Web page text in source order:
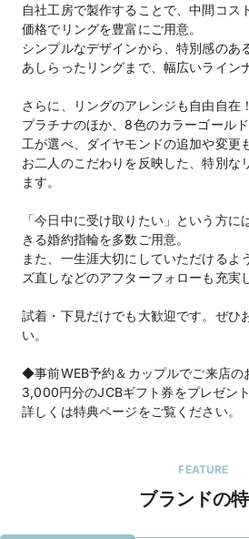
自社工房で製作することで、中間コス
価格でリングを豊富にご用意。
シンプルなデザインから、特別感のあ
あしらったリングまで、幅広いライン
さらに、リングのアレンジも自由自在！
プラチナのほか、8色のカラーゴール
工が選べ、ダイヤモンドの追加や変更
お二人のこだわりを反映した、特別な
ます。
「今日中に受け取りたい」という方
きる婚約指輪を多数ご用意。
また、一生涯大切にしていただけるよ
ズ直しなどのアフターフォローも充実
試着・下見だけでも大歓迎です。ぜひ
い。
◆事前WEB予約＆カップルでご来店の
3,000円分のJCBギフト券をプレゼント
詳しくは特典ページをご覧ください。
FEATURE
ブランドの